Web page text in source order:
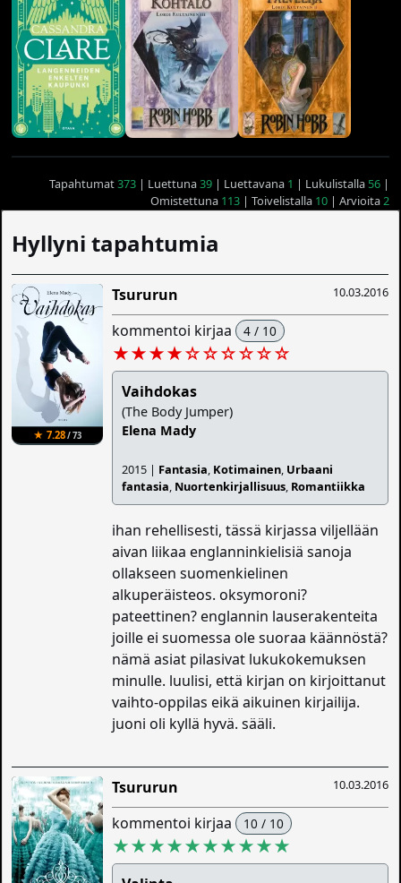
Tapahtumat373| Luettuna39| Luettavana 1 | Lukulistalla 56|
Omistettuna 113| Toivelistalla 10| Arvioita2
Hyllyni tapahtumia
★ 7.28/ 73
10.03.2016
Tsururun
kommentoi kirjaa 4 / 10
★★★★☆☆☆☆☆☆
Vaihdokas
(The Body Jumper)
Elena Mady
2015 | Fantasia, Kotimainen, Urbaani
fantasia, Nuortenkirjallisuus, Romantiikka
ihan rehellisesti, tässä kirjassa viljellään
aivan liikaa englanninkielisiä sanoja
ollakseen suomenkielinen
alkuperäisteos. oksymoroni?
pateettinen? englannin lauserakenteita
joille ei suomessa ole suoraa käännöstä?
nämä asiat pilasivat lukukokemuksen
minulle. luulisi, että kirjan on kirjoittanut
vaihto-oppilas eikä aikuinen kirjailija.
juoni oli kyllä hyvä. sääli.
10.03.2016
Tsururun
kommentoi kirjaa 10 / 10
★★★★★★★★★★